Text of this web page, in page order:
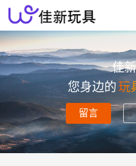
佳
您身边的玩
留言